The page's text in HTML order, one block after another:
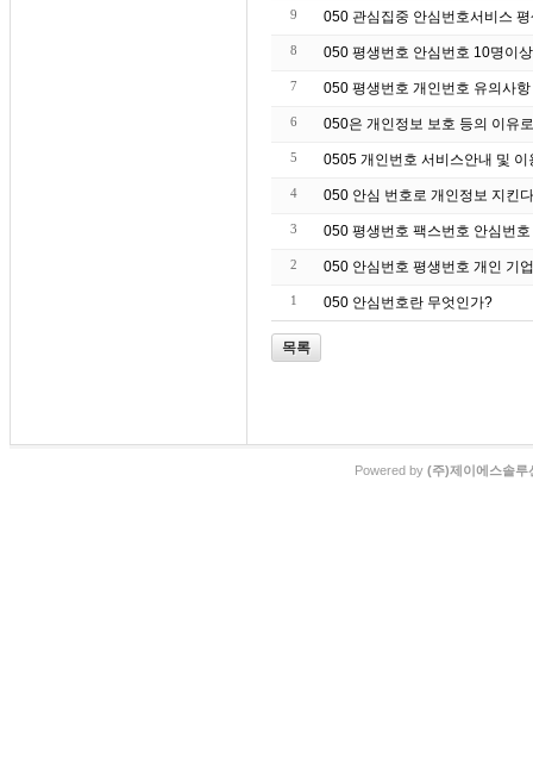
9 050 관심집중 안심번호서비스
8 050 평생번호 안심번호 10명이
7 050 평생번호 개인번호 유의사항
6 050은 개인정보 보호 등의 이유
5 0505 개인번호 서비스안내 및 이
4 050 안심 번호로 개인정보 지킨다
3 050 평생번호 팩스번호 안심번호
2 050 안심번호 평생번호 개인 기
1 050 안심번호란 무엇인가?
목록
Powered by (주)제이에스솔루